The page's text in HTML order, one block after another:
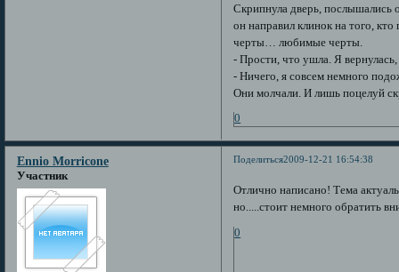
Скрипнула дверь, послышались
он направил клинок на того,
черты… любимые черты.
- Прости, что ушла. Я
- Ничего, я совсем немного
Они молчали. И лишь поцелуй
0
Поделиться2009-12-21 16:54:38
Ennio Morricone
Участник
Отлично написано! Тема
но.....стоит немного обратить
0